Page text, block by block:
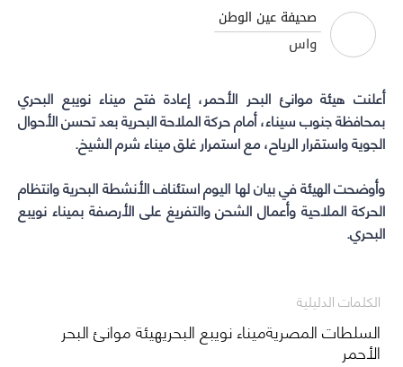
صحيفة عين الوطن
واس
أعلنت هيئة موانئ البحر الأحمر، إعادة فتحميناء نويبع البحري
بمحافظة جنوب سيناء، أمام حركة الملاحة البحرية بعد تحسن الأحوال
الجوية واستقرار الرياح، مع استمرار غلق ميناء شرم الشيخ.
وأوضحت الهيئة في بيان لها اليوم استئناف الأنشطة البحرية وانتظام
الحركة الملاحية وأعمال الشحن والتفريغ على الأرصفةبميناء نويبع
البحري.
(Opens
in
new
(Opens
in
new
(Opens
in
new
(Opens
in
new
الكلمات الدليلية
السلطات المصريةميناء نويبع البحريهيئة موانئ البحر
الأحمر